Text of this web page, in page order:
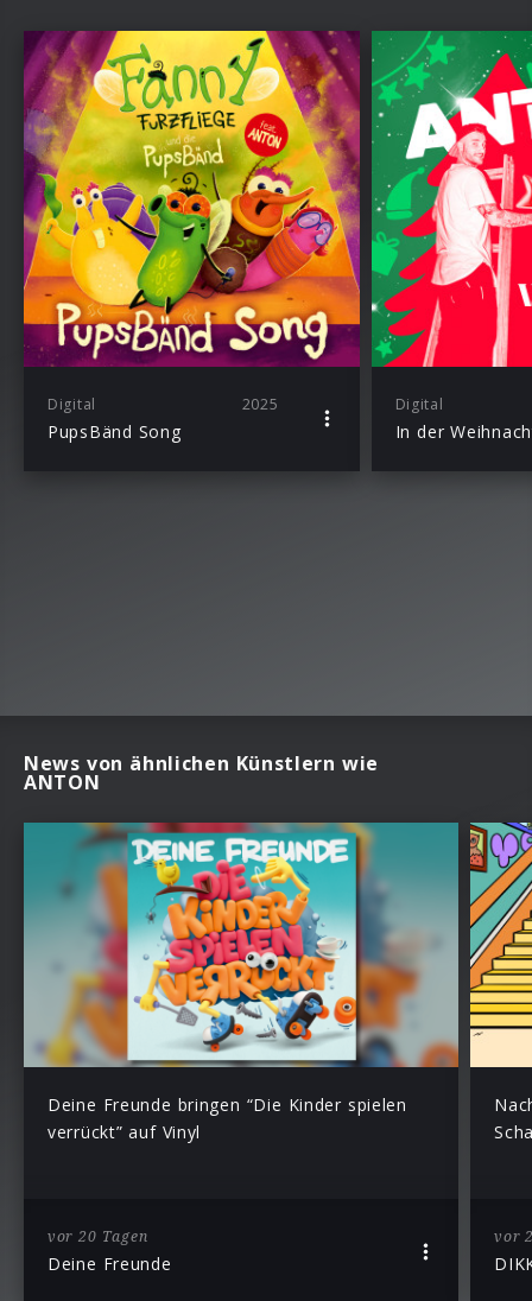
Digital 2025
PupsBänd Song
Digital
In der
News von ähnlichen Künstlern wie
ANTON
Deine Freunde bringen “Die Kinder spielen
verrückt” auf Vinyl
vor 20 Tagen
Deine Freunde
vor